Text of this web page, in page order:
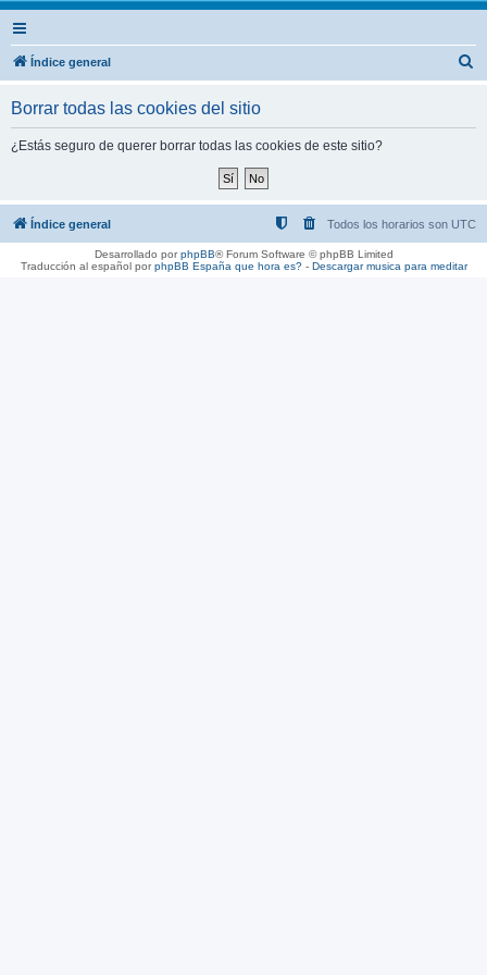
Índice general
Borrar todas las cookies del sitio
¿Estás seguro de querer borrar todas las cookies de este sitio?
Índice general Todos los horarios son UTC
Desarrollado porphpBB® Forum Software © phpBB Limited
Traducción al español porphpBB España que hora es?- Descargar musica para meditar